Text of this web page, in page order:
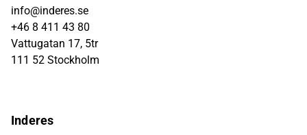
info@inderes.se
+46 8 411 43 80
Vattugatan 17, 5tr
111 52 Stockholm
Inderes